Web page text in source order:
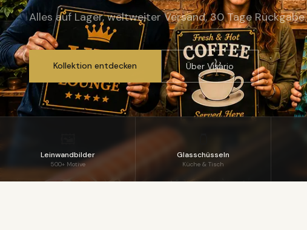
Alles auf Lager, weltweiter Versand, 30 Tage Rückgabe.
Kollektion entdecken Über Visario
Leinwandbilder
500+ Motive
Glasschüsseln
Küche & Tisch